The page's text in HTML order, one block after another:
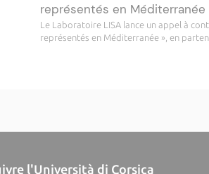
représentés en Méditerranée
Le Laboratoire LISA lance un appel à
représentés en Méditerranée », en
l'Università di Corsica